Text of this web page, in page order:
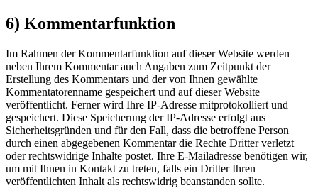
6) Kommentarfunktion
Im Rahmen der Kommentarfunktion auf dieser Website werden
neben Ihrem Kommentar auch Angaben zum Zeitpunkt der
Erstellung des Kommentars und der von Ihnen gewählte
Kommentatorenname gespeichert und auf dieser Website
veröffentlicht. Ferner wird Ihre IP-Adresse mitprotokolliert und
gespeichert. Diese Speicherung der IP-Adresse erfolgt aus
Sicherheitsgründen und für den Fall, dass die betroffene Person
durch einen abgegebenen Kommentar die Rechte Dritter verletzt
oder rechtswidrige Inhalte postet. Ihre E-Mailadresse benötigen wir,
um mit Ihnen in Kontakt zu treten, falls ein Dritter Ihren
veröffentlichten Inhalt als rechtswidrig beanstanden sollte.